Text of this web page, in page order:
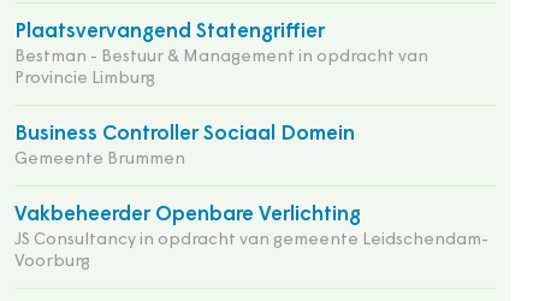
Plaatsvervangend Statengriffier
Bestman - Bestuur & Management in opdracht van
Provincie Limburg
Business Controller Sociaal Domein
Gemeente Brummen
Vakbeheerder Openbare Verlichting
JS Consultancy in opdracht van gemeente Leidschendam-
Voorburg